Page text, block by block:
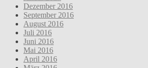
Dezember 2016
September 2016
August 2016
Juli 2016
Juni 2016
Mai 2016
April 2016